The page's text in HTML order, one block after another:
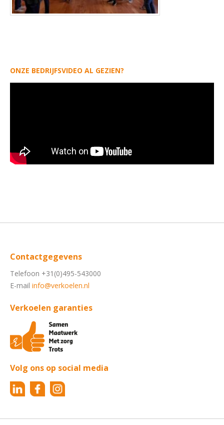
ONZE BEDRIJFSVIDEO AL GEZIEN?
Contactgegevens
Telefoon +31(0)495-543000
E-mail info@verkoelen.nl
Verkoelen garanties
Volg ons op social media